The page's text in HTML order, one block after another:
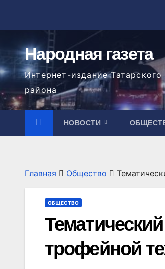
содержимому
Народная газета
Интернет-издание Татарского
района
НОВОСТИ
Главная Общество
ОБЩЕСТВО
трофейной